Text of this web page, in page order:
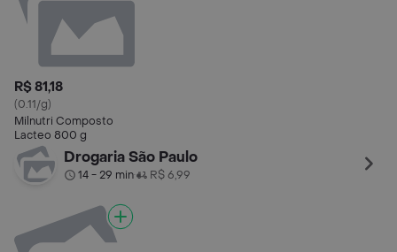
R$ 81,18
(0.11/g)
Milnutri Composto
Lacteo 800 g
Drogaria São Paulo
14 - 29 min• R$ 6,99